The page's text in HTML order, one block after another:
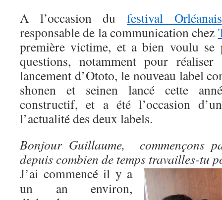
A l’occasion du festival Orléanais
responsable de la communication chez
première victime, et a bien voulu
questions, notamment pour
lancement d’Ototo, le nouveau label
shonen et seinen lancé cette
constructif, et a été l’occasion
l’actualité des deux labels.
Bonjour Guillaume, commençons
depuis combien de temps travailles-tu
J’ai commencé il y a
un an environ,